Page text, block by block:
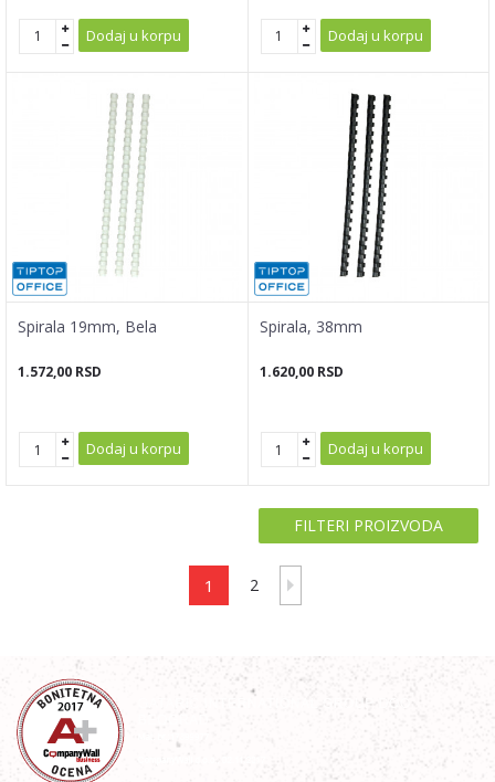
Dodaj u korpu Dodaj u korpu
Spirala 19mm, Bela
1.572,00 RSD
Dodaj u korpu
Spirala, 38mm
1.620,00 RSD
Dodaj u korpu
FILTERI PROIZVODA
1 2